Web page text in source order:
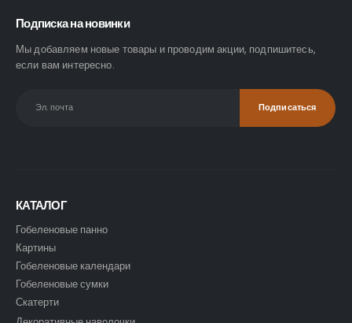
Подписка на новинки
Мы добавляем новые товары и проводим акции, подпишитесь,
если вам интересно.
КАТАЛОГ
Гобеленовые панно
Картины
Гобеленовые календари
Гобеленовые сумки
Скатерти